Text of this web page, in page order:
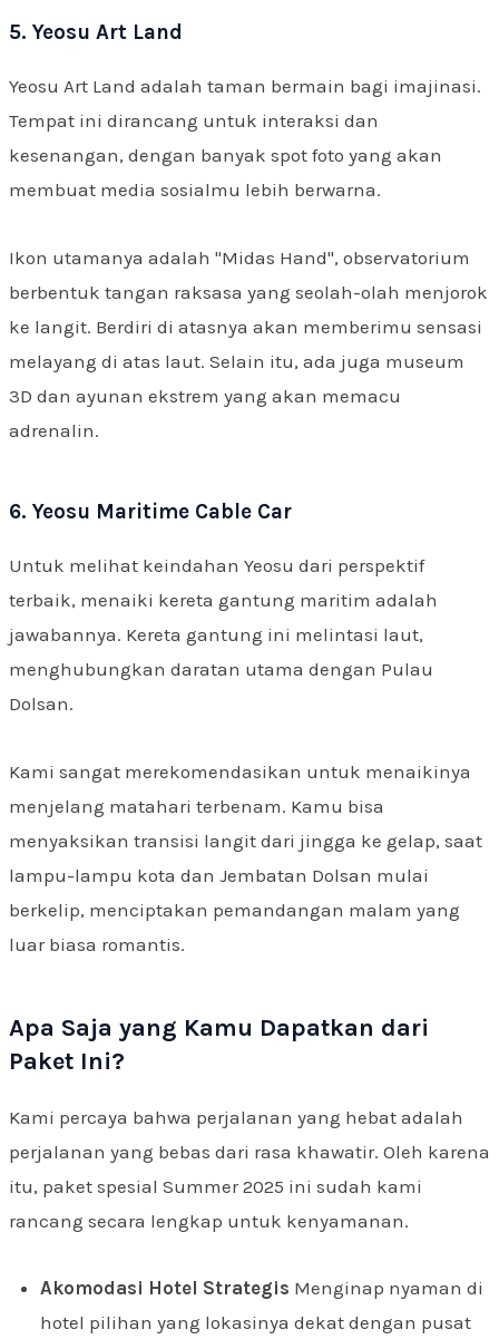
5. Yeosu Art Land
Yeosu Art Land adalah taman bermain bagi imajinasi.
Tempat ini dirancang untuk interaksi dan
kesenangan, dengan banyak spot foto yang akan
membuat media sosialmu lebih berwarna.
Ikon utamanya adalah "Midas Hand", observatorium
berbentuk tangan raksasa yang seolah-olah menjorok
ke langit. Berdiri di atasnya akan memberimu sensasi
melayang di atas laut. Selain itu, ada juga museum
3D dan ayunan ekstrem yang akan memacu
adrenalin.
6. Yeosu Maritime Cable Car
Untuk melihat keindahan Yeosu dari perspektif
terbaik, menaiki kereta gantung maritim adalah
jawabannya. Kereta gantung ini melintasi laut,
menghubungkan daratan utama dengan Pulau
Dolsan.
Kami sangat merekomendasikan untuk menaikinya
menjelang matahari terbenam. Kamu bisa
menyaksikan transisi langit dari jingga ke gelap, saat
lampu-lampu kota dan Jembatan Dolsan mulai
berkelip, menciptakan pemandangan malam yang
luar biasa romantis.
Apa Saja yang Kamu Dapatkan dari
Paket Ini?
Kami percaya bahwa perjalanan yang hebat adalah
perjalanan yang bebas dari rasa khawatir. Oleh karena
itu, paket spesial Summer 2025 ini sudah kami
rancang secara lengkap untuk kenyamanan.
Akomodasi Hotel Strategis Menginap nyaman di
hotel pilihan yang lokasinya dekat dengan pusat